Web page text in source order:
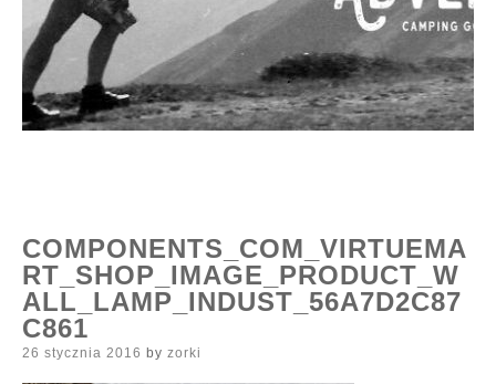
COMPONENTS_COM_VIRTUEMA
RT_SHOP_IMAGE_PRODUCT_W
ALL_LAMP_INDUST_56A7D2C87
C861
Posted
26 stycznia 2016 by zorki